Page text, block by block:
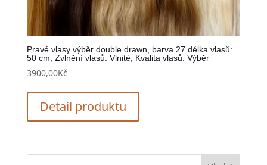
Pravé vlasy výběr double drawn, barva 27 délka vlasů:
50 cm, Zvlnění vlasů: Vlnité, Kvalita vlasů: Výběr
3900,00Kč
Detail produktu